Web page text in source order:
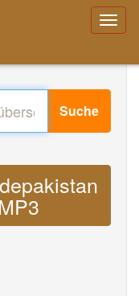
Suche